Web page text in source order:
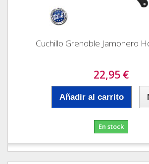
Cuchillo Grenoble Jamonero
22,95 €
Añadir al carrito
En stock